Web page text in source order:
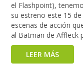
el Flashpoint),
su estreno este 15
escenas de acción
al Batman de Affleck
LEER MÁS